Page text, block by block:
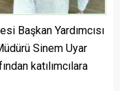
Başkan Yardımcısı
Sinem Uyar
katılımcılara